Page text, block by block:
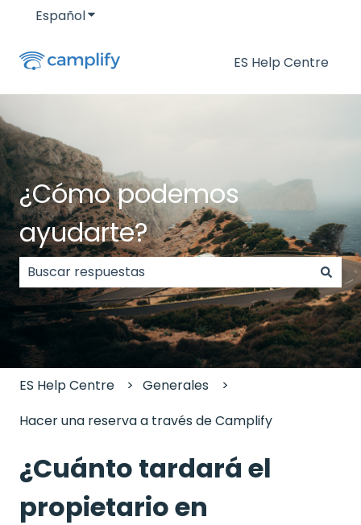
EspañolTraducciones de Mostrar submenú de
ES Help Centre
¿Cómo podemos
ayudarte?
No hay sugerencias porque el campo de
ES Help Centre
Generales
Hacer una reserva a través de Camplify
¿Cuánto tardará el
propietario en